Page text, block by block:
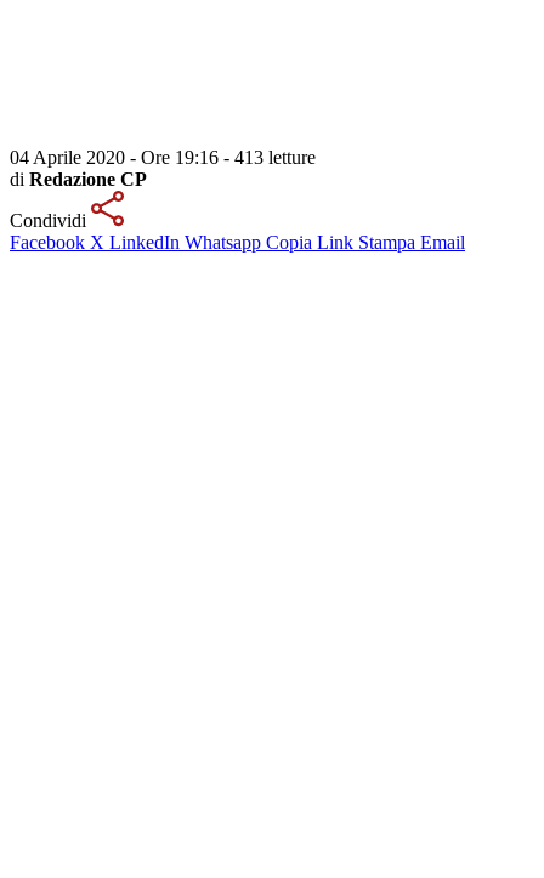
04 Aprile 2020 - Ore 19:16 - 413 letture
di Redazione CP
Condividi
Facebook X LinkedIn Whatsapp Copia Link Stampa Email